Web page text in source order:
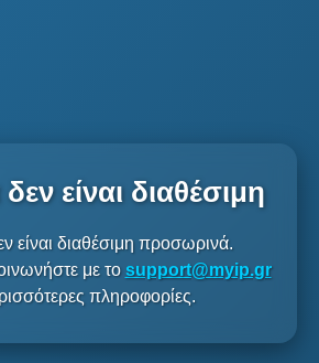
είναι διαθέσιμη
είναι διαθέσιμη προσωρινά.
με το support@myip.gr
πληροφορίες.